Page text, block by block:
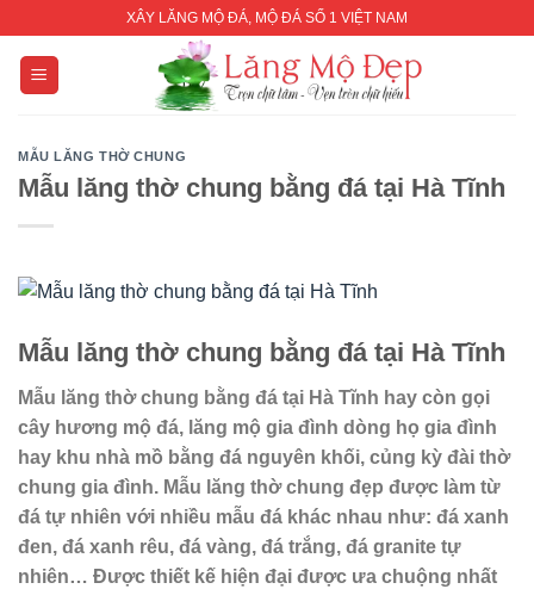
content
XÂY LĂNG MỘ ĐÁ, MỘ ĐÁ SỐ 1 VIỆT NAM
MẪU LĂNG THỜ CHUNG
Mẫu lăng thờ chung bằng đá tại Hà Tĩnh
Mẫu lăng thờ chung bằng đá tại Hà Tĩnh
Mẫu lăng thờ chung bằng đá tại Hà Tĩnh hay còn gọi
cây hương mộ đá, lăng mộ gia đình dòng họ gia đình
hay khu nhà mồ bằng đá nguyên khối, củng kỳ đài thờ
chung gia đình. Mẫu lăng thờ chung đẹp được làm từ
đá tự nhiên với nhiều mẫu đá khác nhau như: đá xanh
đen, đá xanh rêu, đá vàng, đá trắng, đá granite tự
nhiên… Được thiết kế hiện đại được ưa chuộng nhất